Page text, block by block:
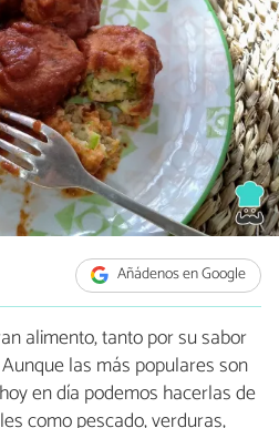
Añádenos en Google
alimento, tanto por su sabor
las más populares son
en día podemos hacerlas de
como pescado, verduras,